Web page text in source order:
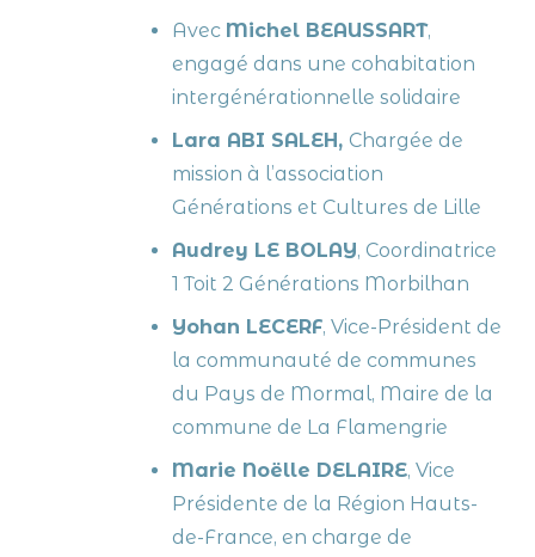
Avec Michel BEAUSSART,
engagé dans une cohabitation
intergénérationnelle solidaire
Lara ABI SALEH, Chargée de
mission à l’association
Générations et Cultures de Lille
Audrey LE BOLAY, Coordinatrice
1 Toit 2 Générations Morbilhan
Yohan LECERF, Vice-Président de
la communauté de communes
du Pays de Mormal, Maire de la
commune de La Flamengrie
Marie Noëlle DELAIRE, Vice
Présidente de la Région Hauts-
de-France, en charge de